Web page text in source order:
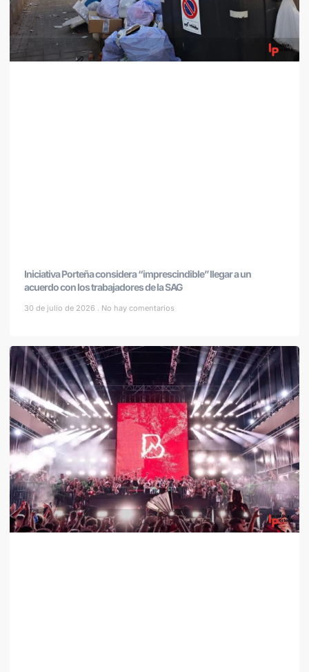
Iniciativa Porteña considera “imprescindible” llegar a un
acuerdo con los trabajadores de la SAG
30 de julio de 2026 No hay comentarios